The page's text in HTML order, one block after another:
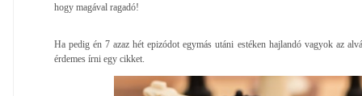
hogy magával ragadó!
Ha pedig én 7 azaz hét epizódot egymás utáni estéken hajlandó vagyok az
érdemes írni egy cikket.